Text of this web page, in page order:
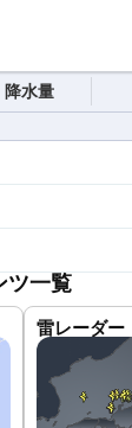
降水量
ツ一覧
雷レーダー